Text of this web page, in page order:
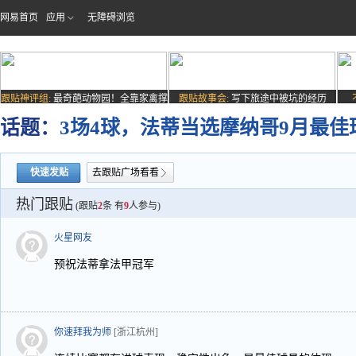
网易首页 应用 无障碍浏览
跟贴神评组: 最奇葩动物园！全靠家禽撑
场子
跟贴故事会: 写下旅途中被坑的经历
话题： 3场4球，法蒂当选摩纳哥9月最佳
快速发贴 去跟贴广场看看
热门跟贴 (跟贴2条 有9人参与)
火星网友
预祝法蒂拿法甲冠军
你速拜我为师 [浙江杭州]